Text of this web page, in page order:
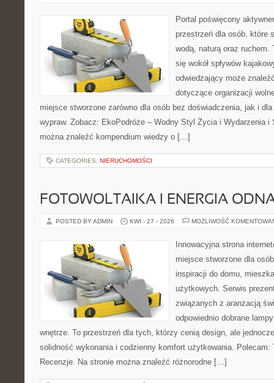
Portal poświęcony
przestrzeń dla osób, które
wodą, naturą oraz ruchem.
się wokół spływów
odwiedzający może
dotyczące organizacji
miejsce stworzone zarówno dla osób bez doświadczenia, jak i dla
wypraw. Zobacz: EkoPodróże – Wodny Styl Życia i Wydarzenia i
można znaleźć kompendium wiedzy o […]
CATEGORIES: NIERUCHOMOŚCI
FOTOWOLTAIKA I ENERGIA
POSTED BY ADMIN KWI - 27 - 2026 MOŻLIWOŚĆ
Innowacyjna strona
miejsce stworzone dla
inspiracji do domu,
użytkowych. Serwis
związanych z aranżacją
odpowiednio dobrane
wnętrze. To przestrzeń dla tych, którzy cenią design, ale
solidność wykonania i codzienny komfort użytkowania.
Recenzje. Na stronie można znaleźć różnorodne […]